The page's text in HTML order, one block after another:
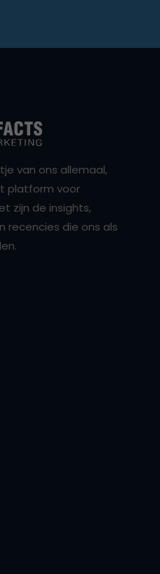
van ons allemaal,
platform voor
zijn de insights,
recencies die ons als